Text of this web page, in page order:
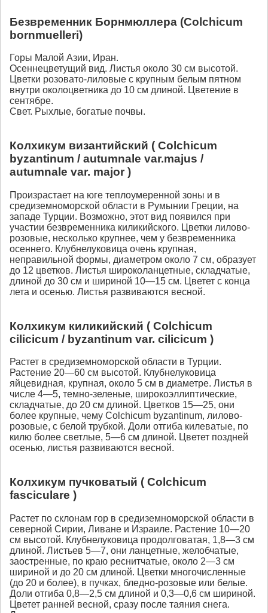
Безвременник Борнмюллера (Colchicum
bornmuelleri)
Горы Малой Азии, Иран.
Осеннецветущий вид. Листья около 30 см высотой.
Цветки розовато-лиловые с крупным белым пятном
внутри околоцветника до 10 см длиной. Цветение в
сентябре.
Свет. Рыхлые, богатые почвы.
Колхикум византийский ( Colchicum
byzantinum / autumnale var.majus /
autumnale var. major )
Произрастает на юге теплоумеренной зоны и в
средиземноморской области в Румынии Греции, на
западе Турции. Возможно, этот вид появился при
участии безвременника киликийского. Цветки лилово-
розовые, несколько крупнее, чем у безвременника
осеннего. Клубнелуковица очень крупная,
неправильной формы, диаметром около 7 см, образует
до 12 цветков. Листья широколанцетные, складчатые,
длиной до 30 см и шириной 10—15 см. Цветет с конца
лета и осенью. Листья развиваются весной.
Колхикум киликийский ( Colchicum
cilicicum / byzantinum var. cilicicum )
Растет в средиземноморской области в Турции.
Растение 20—60 см высотой. Клубнелуковица
яйцевидная, крупная, около 5 см в диаметре. Листья в
числе 4—5, темно-зеленые, широкоэллиптические,
складчатые, до 20 см длиной. Цветков 15—25, они
более крупные, чему Сolchicum byzantinum, лилово-
розовые, с белой трубкой. Доли отгиба килеватые, по
килю более светлые, 5—6 см длиной. Цветет поздней
осенью, листья развиваются весной.
Колхикум пучковатый ( Colchicum
fasciculare )
Растет по склонам гор в средиземноморской области в
северной Сирии, Ливане и Израиле. Растение 10—20
см высотой. Клубнелуковица продолговатая, 1,8—3 см
длиной. Листьев 5—7, они ланцетные, желобчатые,
заостренные, по краю реснитчатые, около 2—3 см
шириной и до 20 см длиной. Цветки многочисленные
(до 20 и более), в пучках, бледно-розовые или белые.
Доли отгиба 0,8—2,5 см длиной и 0,3—0,6 см шириной.
Цветет ранней весной, сразу после таяния снега.